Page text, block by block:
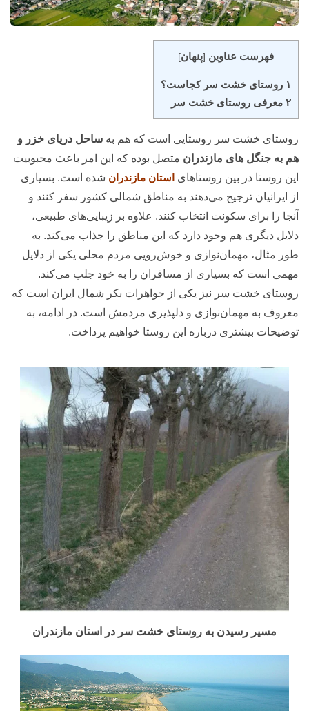
فهرست عناوین [پنهان]
۱ روستای خشت سر کجاست؟
۲ معرفی روستای خشت سر
روستای خشت سر روستایی است که هم به ساحل دریای خزر و
هم به جنگل های مازندران متصل بوده که این امر باعث محبوبیت
این روستا در بین روستاهای استان مازندران شده است. بسیاری
از ایرانیان ترجیح می‌دهند به مناطق شمالی کشور سفر کنند و
آنجا را برای سکونت انتخاب کنند. علاوه بر زیبایی‌های طبیعی،
دلایل دیگری هم وجود دارد که این مناطق را جذاب می‌کند. به
طور مثال، مهمان‌نوازی و خوش‌رویی مردم محلی یکی از دلایل
مهمی است که بسیاری از مسافران را به خود جلب می‌کند.
روستای خشت سر نیز یکی از جواهرات بکر شمال ایران است که
معروف به مهمان‌نوازی و دلپذیری مردمش است. در ادامه، به
توضیحات بیشتری درباره این روستا خواهیم پرداخت.
مسیر رسیدن به روستای خشت سر در استان مازندران